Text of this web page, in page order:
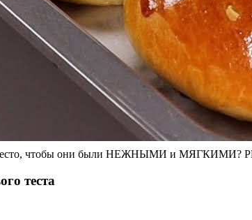
тесто, чтобы они были НЕЖНЫМИ и
теста